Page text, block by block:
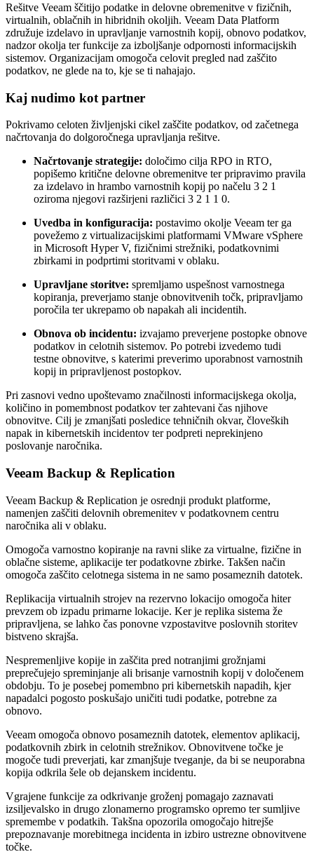
Rešitve Veeam ščitijo podatke in delovne obremenitve v fizičnih,
virtualnih, oblačnih in hibridnih okoljih. Veeam Data Platform
združuje izdelavo in upravljanje varnostnih kopij, obnovo podatkov,
nadzor okolja ter funkcije za izboljšanje odpornosti informacijskih
sistemov. Organizacijam omogoča celovit pregled nad zaščito
podatkov, ne glede na to, kje se ti nahajajo.
Kaj nudimo kot partner
Pokrivamo celoten življenjski cikel zaščite podatkov, od začetnega
načrtovanja do dolgoročnega upravljanja rešitve.
Načrtovanje strategije: določimo cilja RPO in RTO,
popišemo kritične delovne obremenitve ter pripravimo pravila
za izdelavo in hrambo varnostnih kopij po načelu 3 2 1
oziroma njegovi razširjeni različici 3 2 1 1 0.
Uvedba in konfiguracija: postavimo okolje Veeam ter ga
povežemo z virtualizacijskimi platformami VMware vSphere
in Microsoft Hyper V, fizičnimi strežniki, podatkovnimi
zbirkami in podprtimi storitvami v oblaku.
Upravljane storitve: spremljamo uspešnost varnostnega
kopiranja, preverjamo stanje obnovitvenih točk, pripravljamo
poročila ter ukrepamo ob napakah ali incidentih.
Obnova ob incidentu: izvajamo preverjene postopke obnove
podatkov in celotnih sistemov. Po potrebi izvedemo tudi
testne obnovitve, s katerimi preverimo uporabnost varnostnih
kopij in pripravljenost postopkov.
Pri zasnovi vedno upoštevamo značilnosti informacijskega okolja,
količino in pomembnost podatkov ter zahtevani čas njihove
obnovitve. Cilj je zmanjšati posledice tehničnih okvar, človeških
napak in kibernetskih incidentov ter podpreti neprekinjeno
poslovanje naročnika.
Veeam Backup & Replication
Veeam Backup & Replication je osrednji produkt platforme,
namenjen zaščiti delovnih obremenitev v podatkovnem centru
naročnika ali v oblaku.
Omogoča varnostno kopiranje na ravni slike za virtualne, fizične in
oblačne sisteme, aplikacije ter podatkovne zbirke. Takšen način
omogoča zaščito celotnega sistema in ne samo posameznih datotek.
Replikacija virtualnih strojev na rezervno lokacijo omogoča hiter
prevzem ob izpadu primarne lokacije. Ker je replika sistema že
pripravljena, se lahko čas ponovne vzpostavitve poslovnih storitev
bistveno skrajša.
Nespremenljive kopije in zaščita pred notranjimi grožnjami
preprečujejo spreminjanje ali brisanje varnostnih kopij v določenem
obdobju. To je posebej pomembno pri kibernetskih napadih, kjer
napadalci pogosto poskušajo uničiti tudi podatke, potrebne za
obnovo.
Veeam omogoča obnovo posameznih datotek, elementov aplikacij,
podatkovnih zbirk in celotnih strežnikov. Obnovitvene točke je
mogoče tudi preverjati, kar zmanjšuje tveganje, da bi se neuporabna
kopija odkrila šele ob dejanskem incidentu.
Vgrajene funkcije za odkrivanje groženj pomagajo zaznavati
izsiljevalsko in drugo zlonamerno programsko opremo ter sumljive
spremembe v podatkih. Takšna opozorila omogočajo hitrejše
prepoznavanje morebitnega incidenta in izbiro ustrezne obnovitvene
točke.